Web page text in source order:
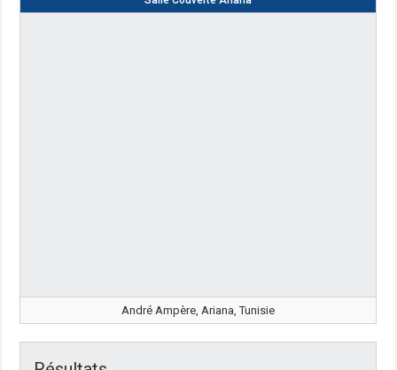
André Ampère, Ariana, Tunisie